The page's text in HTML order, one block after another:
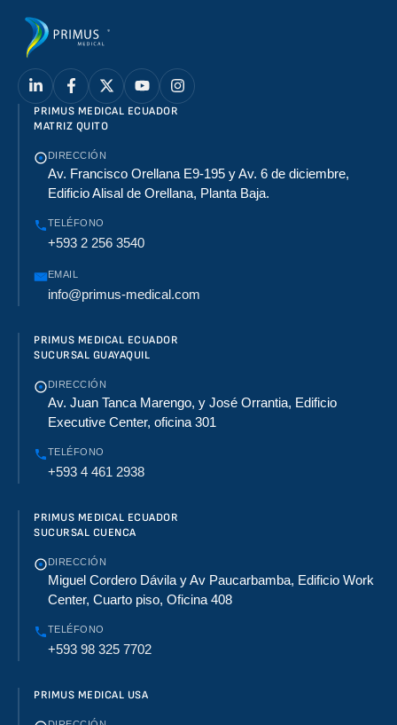
PRIMUS MEDICAL ECUADOR
MATRIZ QUITO
DIRECCIÓN
Av. Francisco Orellana E9-195 y Av. 6 de diciembre,
Edificio Alisal de Orellana, Planta Baja.
TELÉFONO
+593 2 256 3540
EMAIL
info@primus-medical.com
PRIMUS MEDICAL ECUADOR
SUCURSAL GUAYAQUIL
DIRECCIÓN
Av. Juan Tanca Marengo, y José Orrantia, Edificio
Executive Center, oficina 301
TELÉFONO
+593 4 461 2938
PRIMUS MEDICAL ECUADOR
SUCURSAL CUENCA
DIRECCIÓN
Miguel Cordero Dávila y Av Paucarbamba, Edificio Work
Center, Cuarto piso, Oficina 408
TELÉFONO
+593 98 325 7702
PRIMUS MEDICAL USA